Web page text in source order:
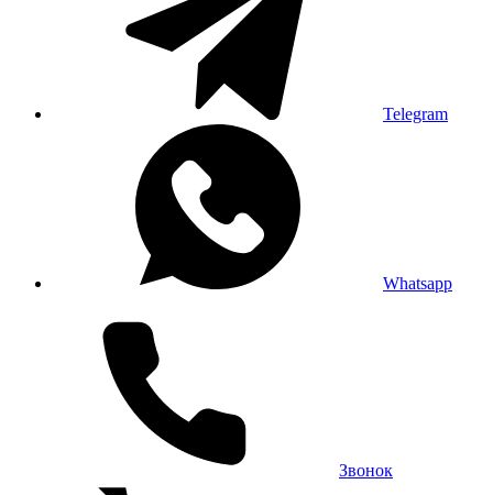
Telegram
Whatsapp
Звонок